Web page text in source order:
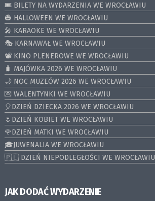
🎟️ BILETY NA WYDARZENIA WE WROCŁAWIU
🎃 HALLOWEEN WE WROCŁAWIU
🎤 KARAOKE WE WROCŁAWIU
🎭 KARNAWAŁ WE WROCŁAWIU
📽️ KINO PLENEROWE WE WROCŁAWIU
🧳 MAJÓWKA 2026 WE WROCŁAWIU
🌙 NOC MUZEÓW 2026 WE WROCŁAWIU
💌 WALENTYNKI WE WROCŁAWIU
🎈DZIEŃ DZIECKA 2026 WE WROCŁAWIU
🌷DZIEŃ KOBIET WE WROCŁAWIU
🌹DZIEŃ MATKI WE WROCŁAWIU
🎓JUWENALIA WE WROCŁAWIU
🇵🇱 DZIEŃ NIEPODLEGŁOŚCI WE WROCŁAWIU
JAK DODAĆ WYDARZENIE